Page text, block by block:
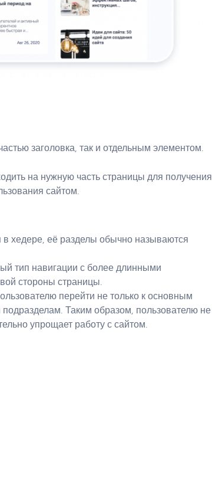
заголовка, так и отдельным элементом.
на нужную часть страницы для получения
сайтом.
в хедере, её разделы обычно называются
тип навигации с более длинными
стороны страницы.
перейти не только к основным
Таким образом, пользователю не
упрощает работу с сайтом.